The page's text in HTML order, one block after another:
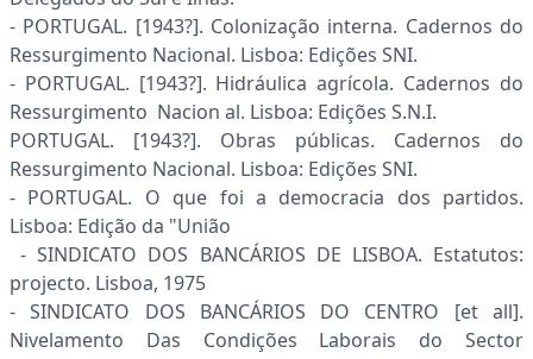
- PORTUGAL. [1943?]. Colonização interna. Cadernos do
Ressurgimento Nacional. Lisboa: Edições SNI.
- PORTUGAL. [1943?]. Hidráulica agrícola. Cadernos do
Ressurgimento Nacion al. Lisboa: Edições S.N.I.
PORTUGAL. [1943?]. Obras públicas. Cadernos do
Ressurgimento Nacional. Lisboa: Edições SNI.
- PORTUGAL. O que foi a democracia dos partidos.
Lisboa: Edição da "União
- SINDICATO DOS BANCÁRIOS DE LISBOA. Estatutos:
projecto. Lisboa, 1975
- SINDICATO DOS BANCÁRIOS DO CENTRO [et all].
Nivelamento Das Condições Laborais do Sector